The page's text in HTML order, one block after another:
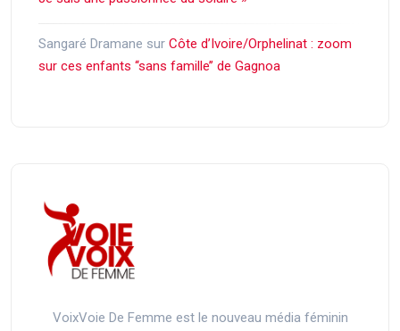
Sangaré Dramane sur Côte d’Ivoire/Orphelinat : zoom
sur ces enfants ‘‘sans famille’’ de Gagnoa
VoixVoie De Femme est le nouveau média féminin